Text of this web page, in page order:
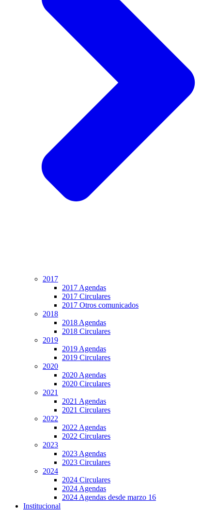
2017
2017 Agendas
2017 Circulares
2017 Otros comunicados
2018
2018 Agendas
2018 Circulares
2019
2019 Agendas
2019 Circulares
2020
2020 Agendas
2020 Circulares
2021
2021 Agendas
2021 Circulares
2022
2022 Agendas
2022 Circulares
2023
2023 Agendas
2023 Circulares
2024
2024 Circulares
2024 Agendas
2024 Agendas desde marzo 16
Institucional